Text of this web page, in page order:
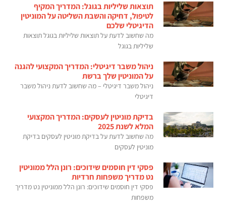
תוצאות שליליות בגוגל: המדריך המקיף
לטיפול, דחיקה והשבת השליטה על המוניטין
הדיגיטלי שלכם
מה שחשוב לדעת על תוצאות שליליות בגוגל תוצאות
שליליות בגוגל
ניהול משבר דיגיטלי: המדריך המקצועי להגנה
על המוניטין שלך ברשת
ניהול משבר דיגיטלי – מה שחשוב לדעת ניהול משבר
דיגיטלי
בדיקת מוניטין לעסקים: המדריך המקצועי
המלא לשנת 2025
מה שחשוב לדעת על בדיקת מוניטין לעסקים בדיקת
מוניטין לעסקים
פסקי דין חוסמים שידוכים: רונן הלל ממוניטין
נט מדריך משפחות חרדיות
פסקי דין חוסמים שידוכים: רונן הלל ממוניטין נט מדריך
משפחות